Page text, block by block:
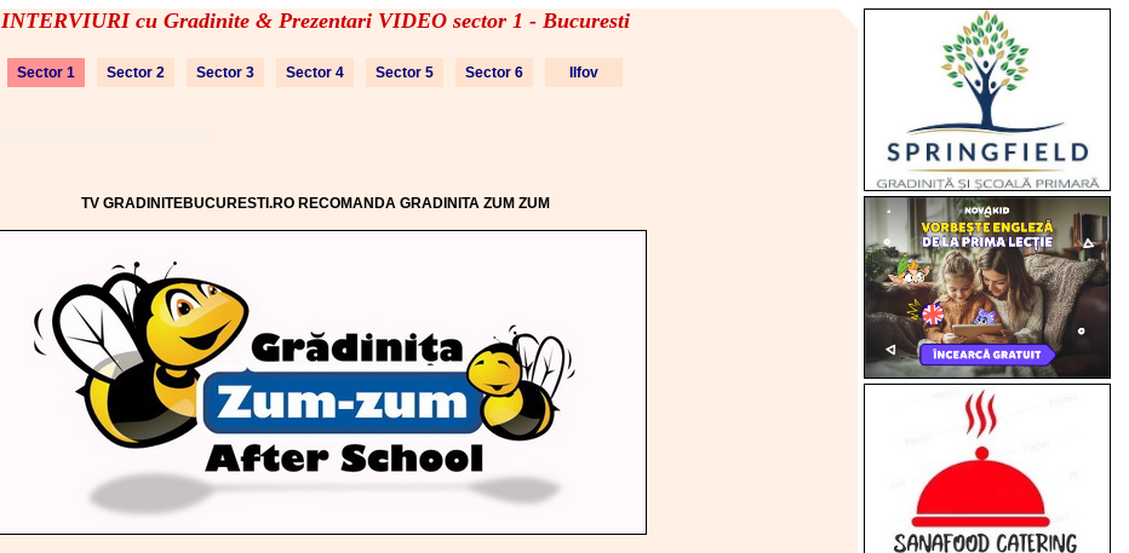
INTERVIURI cu Gradinite & Prezentari VIDEO sector 1 - Bucuresti
Sector 1 Sector 2 Sector 3 Sector 4 Sector 5 Sector 6 Ilfov
TV GRADINITEBUCURESTI.RO RECOMANDA GRADINITA ZUM ZUM